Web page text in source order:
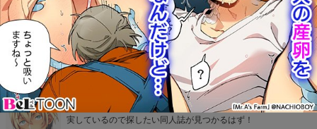
カプコミ
かわいいデザインのBLサイト！気になるBL作品をマイリス
ト登録して読めたり、ランキングで人気作品が丸わかり！
801Books(ヤオイブックス)
毎日何冊も更新されているBL作品をチェック！検索機能も充
実しているので探したい同人誌が見つかるはず！